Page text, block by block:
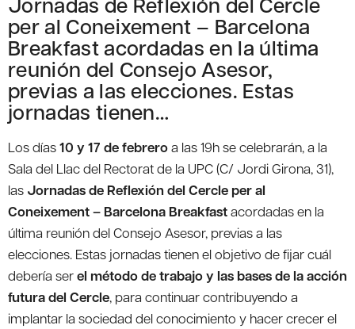
per al Coneixement – Barcelona
Breakfast acordadas en la última
reunión del Consejo Asesor,
previas a las elecciones. Estas
jornadas tienen…
Los días10 y 17 de febreroa las 19h se celebrarán, a la
Sala del Llac del Rectorat de la UPC (C/ Jordi Girona, 31),
las Jornadas de Reflexión del Cercle per al
Coneixement – Barcelona Breakfastacordadas en la
última reunión del Consejo Asesor, previas a las
elecciones. Estas jornadas tienen el objetivo de fijar cuál
debería serel método de trabajo y las bases de la acción
futura del Cercle, para continuar contribuyendo a
implantar la sociedad del conocimiento y hacer crecer el